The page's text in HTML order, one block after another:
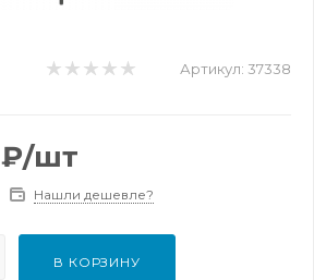
Артикул: 37338
₽/шт
Нашли дешевле?
В КОРЗИНУ